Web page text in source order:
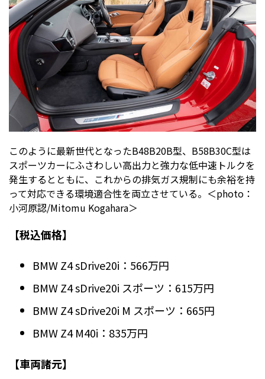
このように最新世代となったB48B20B型、B58B30C型は
スポーツカーにふさわしい高出力と強力な低中速トルクを
発生するとともに、これからの排気ガス規制にも余裕を持
って対応できる環境適合性を両立させている。＜photo：
小河原認/Mitomu Kogahara＞
【税込価格】
BMW Z4 sDrive20i：566万円
BMW Z4 sDrive20i スポーツ：615万円
BMW Z4 sDrive20i M スポーツ：665円
BMW Z4 M40i：835万円
【車両諸元】